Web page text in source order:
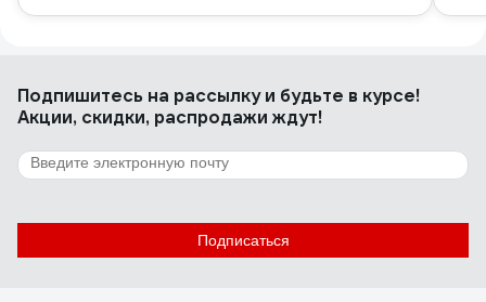
Подпишитесь на рассылкуи будьте в курсе!
Акции, скидки, распродажи ждут!
Подписаться